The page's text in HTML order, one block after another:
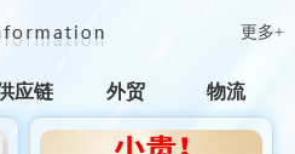
更多+
应链 外贸 物流